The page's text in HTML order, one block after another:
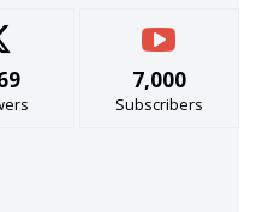
7,000
Subscribers